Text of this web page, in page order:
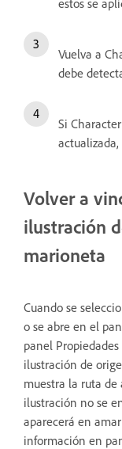
estos se
Vuelva a
debe
Si
actualizada,
Volver a
ilustración
marioneta
Cuando se
o se abre en el
panel
ilustración de
muestra la ruta de
ilustración no se
aparecerá en
información en